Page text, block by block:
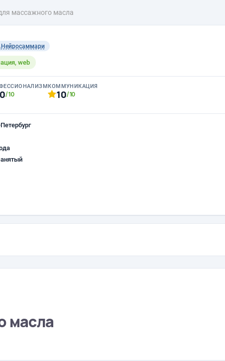
массажного масла
Нейросаммари
web
/10
КОММУНИКАЦИЯ
10/10
масла